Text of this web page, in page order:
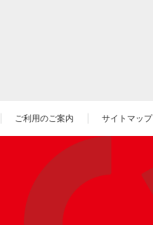
ご利用のご案内 サイトマップ